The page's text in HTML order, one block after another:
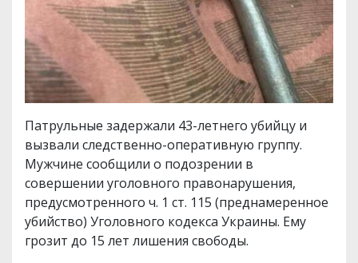
Патрульные задержали 43-летнего убийцу и
вызвали следственно-оперативную группу.
Мужчине сообщили о подозрении в
совершении уголовного правонарушения,
предусмотренного ч. 1 ст. 115 (преднамеренное
убийство) Уголовного кодекса Украины. Ему
грозит до 15 лет лишения свободы.